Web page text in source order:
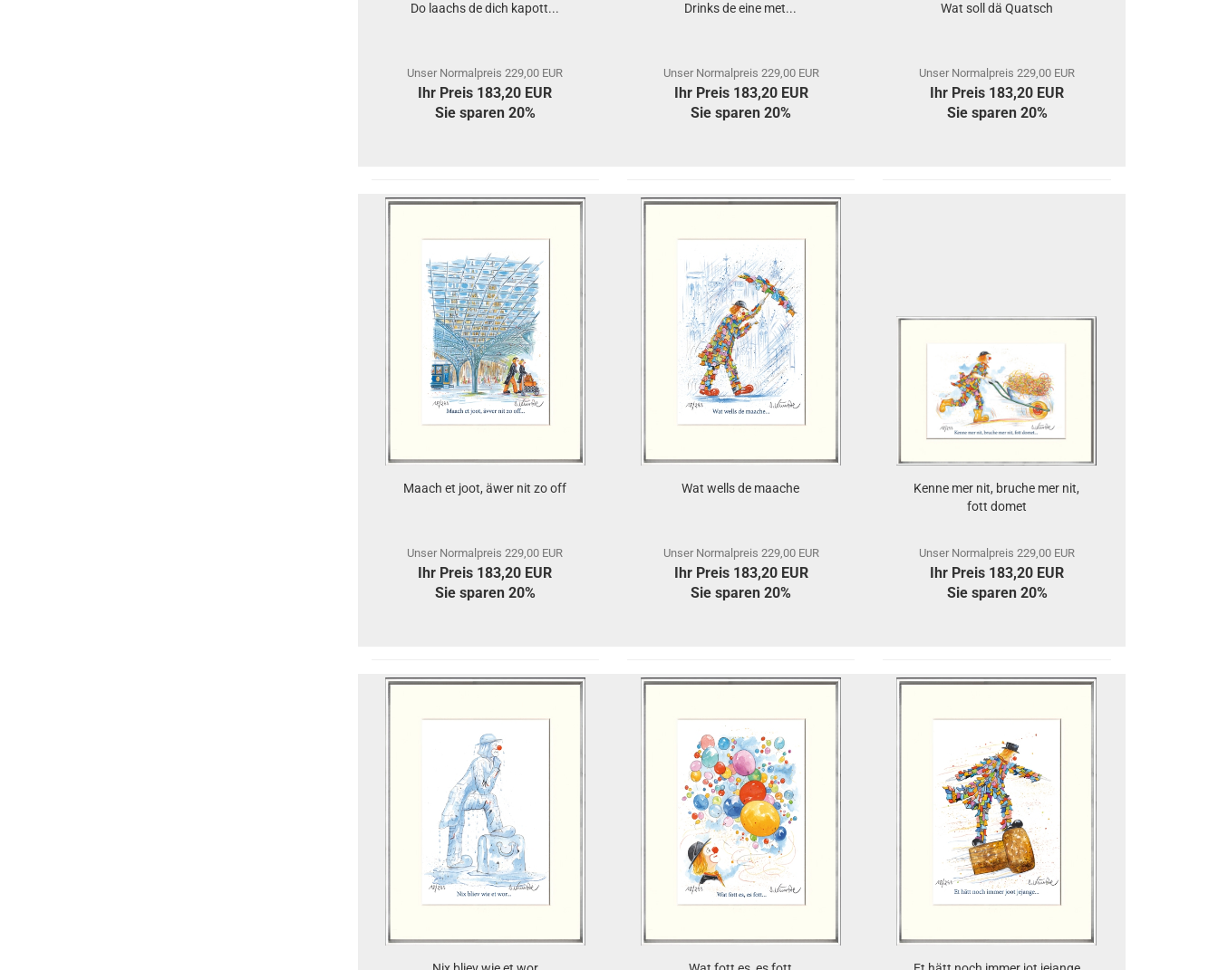
Do laachs de dich kapott...
Unser Normalpreis 229,00 EUR
Ihr Preis 183,20 EUR
Sie sparen 20%
Drinks de eine met...
Unser Normalpreis 229,00 EUR
Ihr Preis 183,20 EUR
Sie sparen 20%
Wat soll dä Quatsch
Unser Normalpreis 229,00 EUR
Ihr Preis 183,20 EUR
Sie sparen 20%
Maach et joot, äwer nit zo off
Unser Normalpreis 229,00 EUR
Ihr Preis 183,20 EUR
Sie sparen 20%
Wat wells de maache
Unser Normalpreis 229,00 EUR
Ihr Preis 183,20 EUR
Sie sparen 20%
Kenne mer nit, bruche mer nit,
fott domet
Unser Normalpreis 229,00 EUR
Ihr Preis 183,20 EUR
Sie sparen 20%